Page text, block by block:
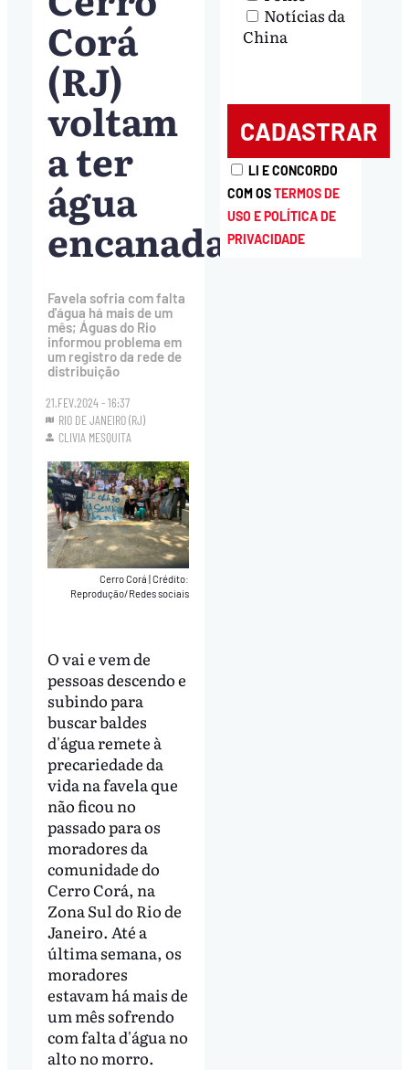
Corá
(RJ)
voltam
a ter
água
encanada
Favela sofria com falta
d'água há mais de um
mês; Águas do Rio
informou problema em
um registro da rede de
distribuição
21.FEV.2024 - 16:37
RIO DE JANEIRO (RJ)
CLIVIA MESQUITA
Cerro Corá|Crédito:
Reprodução/Redes sociais
O vai e vem de
pessoas descendo e
subindo para
buscar baldes
d'água remete à
precariedade da
vida na favela que
não ficou no
passado para os
moradores da
comunidade do
Cerro Corá, na
Zona Sul do Rio de
Janeiro. Até a
última semana, os
moradores
estavam há mais de
um mês sofrendo
com falta d'água no
alto no morro.
Notícias da
China
LI E CONCORDO
COM OSTERMOS DE
USO E POLÍTICA DE
PRIVACIDADE